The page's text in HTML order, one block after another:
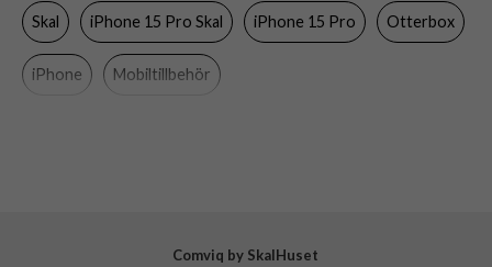
Färg Blå
Material
Skal iPhone 15 Pro Skal iPhone 15 Pro Otterbox
iPhone Mobiltillbehör
Comviq by SkalHuset